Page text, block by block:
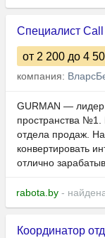
Специалист
от 2 200 до 4
компания:
GURMAN —
пространства
отдела продаж.
конвертировать
отлично
rabota.by -
Координатор